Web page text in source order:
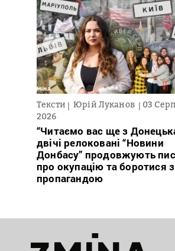
Тексти Юрій Луканов
03
2026
“Читаємо вас ще з
двічі релоковані “Новини
Донбасу” продовжують
про окупацію та боротися з
пропагандою